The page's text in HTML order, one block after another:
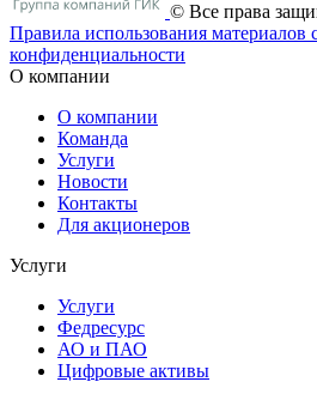
© Все права
Правила использования материалов
конфиденциальности
О компании
О компании
Команда
Услуги
Новости
Контакты
Для акционеров
Услуги
Услуги
Федресурс
АО и ПАО
Цифровые активы